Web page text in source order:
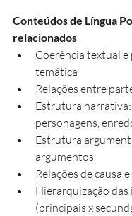
Conteúdos de Língua
relacionados
Coerência textual e
temática
Relações entre
Estrutura
personagens,
Estrutura
argumentos
Relações de causa
Hierarquização
(principais x